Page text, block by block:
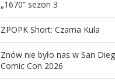
„1670” sezon 3
ZPOPK Short: Czarna Kula
Znów nie było nas w San
Comic Con 2026